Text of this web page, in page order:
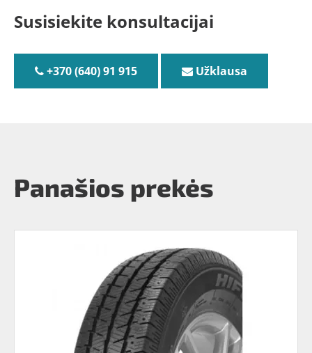
Susisiekite konsultacijai
+370 (640) 91 915 Užklausa
Panašios prekės